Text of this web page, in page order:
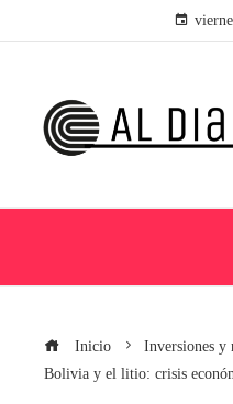
Inicio
Inversiones y
Bolivia y el litio: crisis